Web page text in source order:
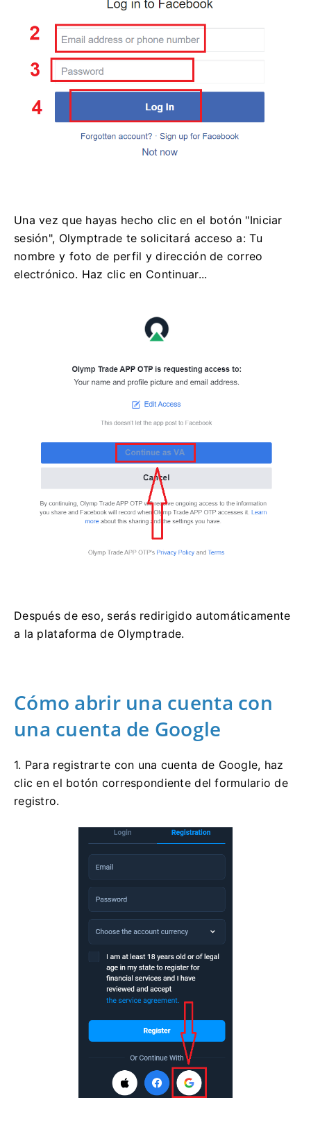
Una vez que hayas hecho clic en el botón "Iniciar
sesión", Olymptrade te solicitará acceso a: Tu
nombre y foto de perfil y dirección de correo
electrónico. Haz clic en Continuar...
Después de eso, serás redirigido automáticamente
a la plataforma de Olymptrade.
Cómo abrir una cuenta con
una cuenta de Google
1. Para registrarte con una cuenta de Google, haz
clic en el botón correspondiente del formulario de
registro.